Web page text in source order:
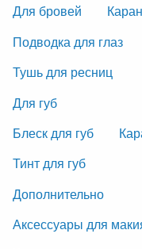
Для бровей
Подводка для глаз
Тушь для ресниц
Для губ
Блеск для губ
Тинт для губ
Дополнительно
Аксессуары для